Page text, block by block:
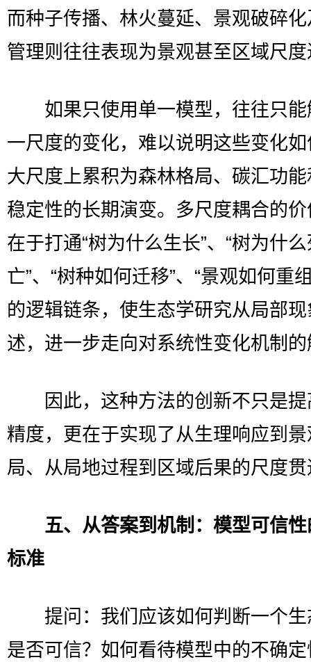
而种子传播、林火蔓延、景观破碎
管理则往往表现为景观甚至区域尺
如果只使用单一模型，往往只能
一尺度的变化，难以说明这些变化
大尺度上累积为森林格局、碳汇功
稳定性的长期演变。多尺度耦合的
在于打通“树为什么生长”、“树为什
亡”、“树种如何迁移”、“景观如何重
的逻辑链条，使生态学研究从局部
述，进一步走向对系统性变化机制
因此，这种方法的创新不只是提
精度，更在于实现了从生理响应到
局、从局地过程到区域后果的尺度
五、从答案到机制：模型可信
标准
提问：我们应该如何判断一个生
是否可信？如何看待模型中的不确